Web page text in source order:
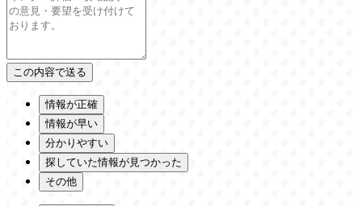
情報が正確
情報が早い
分かりやすい
探していた情報が見つかった
その他